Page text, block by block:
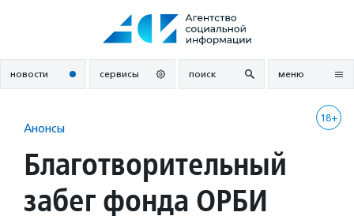
новости сервисы поиск меню
18+
Анонсы
Благотворительный
забег фонда ОРБИ